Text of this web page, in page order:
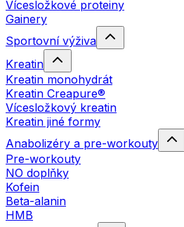
Vícesložkové proteiny
Gainery
Sportovní výživa
Kreatin
Kreatin monohydrát
Kreatin Creapure®
Vícesložkový kreatin
Kreatin jiné formy
Anabolizéry a pre-workouty
Pre-workouty
NO doplňky
Kofein
Beta-alanin
HMB